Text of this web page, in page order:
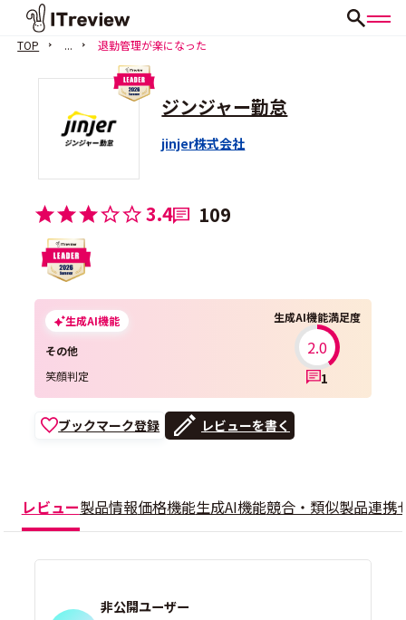
TOP ... 退勤管理が楽になった
ジンジャー勤怠
jinjer株式会社
3.4 109
生成AI機能
その他
笑顔判定
生成AI機能満足度
2.0
1
ブックマーク登録 レビューを書く
レビュー製品情報価格機能生成AI機能競合・類似製品連携
非公開ユーザー